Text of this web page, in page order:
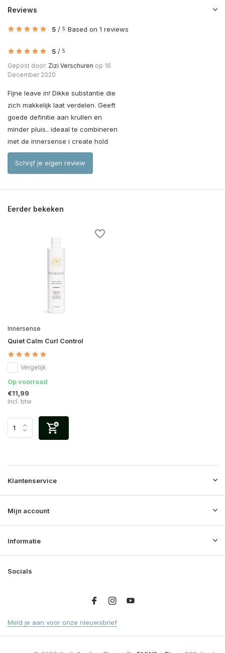
Reviews
5 / 5 Based on 1 reviews
5 / 5
Gepost door: Zizi Verschuren op 16
December 2020
Fijne leave in! Dikke substantie die
zich makkelijk laat verdelen. Geeft
goede definitie aan krullen en
minder pluis.. ideaal te combineren
met de innersense i create hold
Schrijf je eigen review
Eerder bekeken
Innersense
Quiet Calm Curl Control
Vergelijk
Op voorraad
€11,99
Incl. btw
Klantenservice
Mijn account
Informatie
Socials
Meld je aan voor onze nieuwsbrief